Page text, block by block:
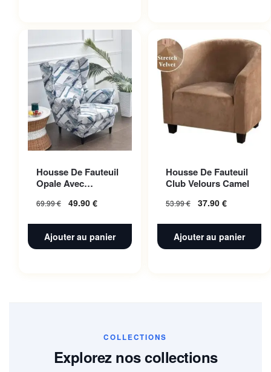
Housse De Fauteuil
Opale Avec
Extensible |
69.99€ 49.90 €
Ajouter au panier
Housse De Fauteuil
Club Velours Camel
53.99€ 37.90 €
Ajouter au panier
COLLECTIONS
Explorez nos collections